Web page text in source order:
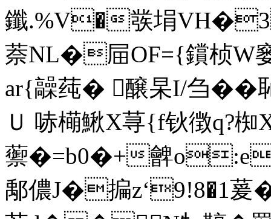
鑯.%V�彂埍
萘NL�屇OF={鑜桢W
ar{髞莼� 醸杲I/刍��恥
Ｕ 哧橗鰍X荨{f钬徴
蘌�=b0�+朇
鄅儂J�揙z‘9!8�1萲